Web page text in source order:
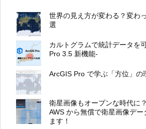
世界の見え方が変わる？変わ
選
カルトグラムで統計データを
Pro 3.5 新機能-
ArcGIS Pro で学ぶ「方位」の
衛星画像もオープンな時代に
AWS から無償で衛星画像デー
ます！